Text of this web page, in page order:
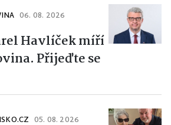
06. 08. 2026
Havlíček míří
Přijeďte se
05. 08. 2026